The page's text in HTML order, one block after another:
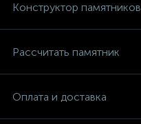
Конструктор памятников
Рассчитать памятник
Оплата и доставка